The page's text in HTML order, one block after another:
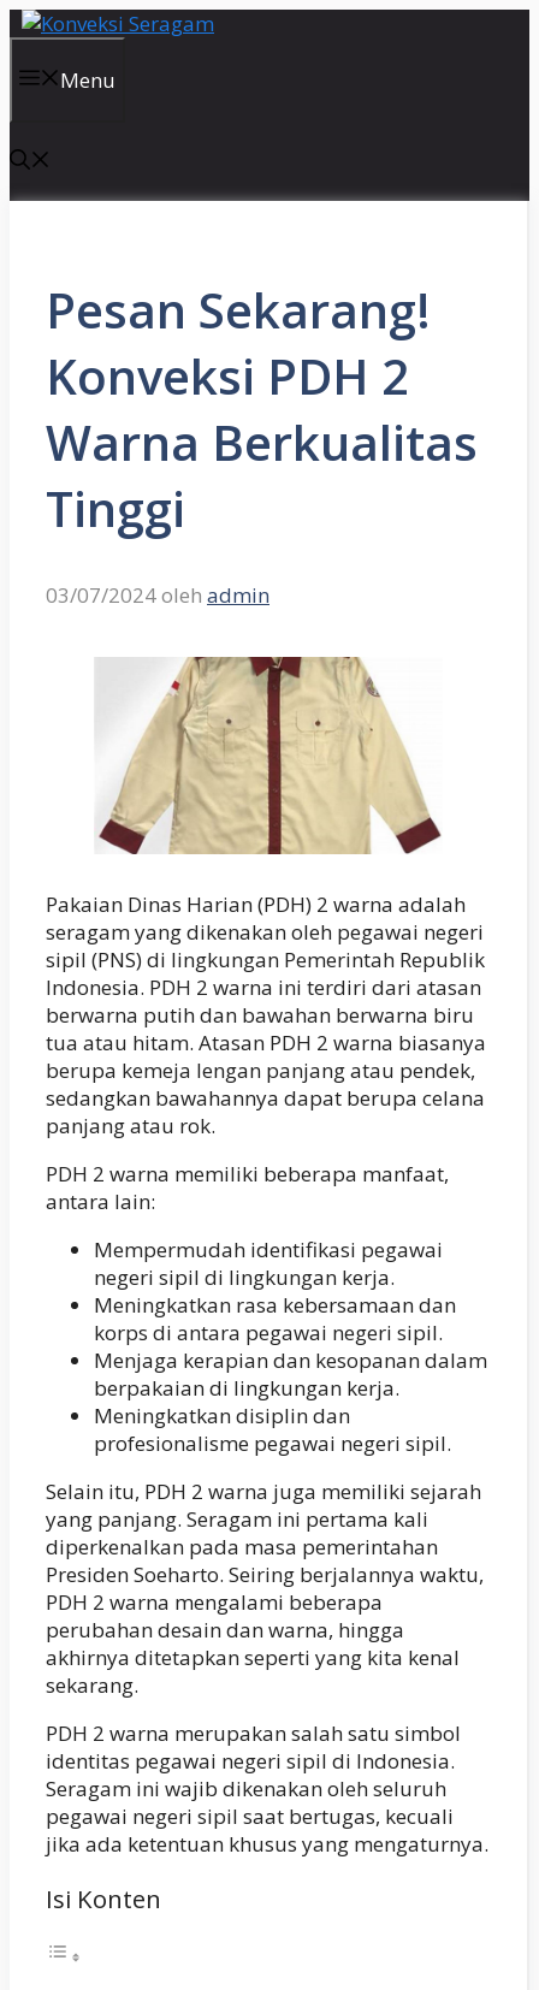
Langsung
isi
Menu
Pesan Sekarang!
Konveksi PDH 2
Warna Berkualitas
Tinggi
03/07/2024oleh admin
Pakaian Dinas Harian (PDH) 2 warna adalah
seragam yang dikenakan oleh pegawai negeri
sipil (PNS) di lingkungan Pemerintah Republik
Indonesia. PDH 2 warna ini terdiri dari atasan
berwarna putih dan bawahan berwarna biru
tua atau hitam. Atasan PDH 2 warna biasanya
berupa kemeja lengan panjang atau pendek,
sedangkan bawahannya dapat berupa celana
panjang atau rok.
PDH 2 warna memiliki beberapa manfaat,
antara lain:
Mempermudah identifikasi pegawai
negeri sipil di lingkungan kerja.
Meningkatkan rasa kebersamaan dan
korps di antara pegawai negeri sipil.
Menjaga kerapian dan kesopanan dalam
berpakaian di lingkungan kerja.
Meningkatkan disiplin dan
profesionalisme pegawai negeri sipil.
Selain itu, PDH 2 warna juga memiliki sejarah
yang panjang. Seragam ini pertama kali
diperkenalkan pada masa pemerintahan
Presiden Soeharto. Seiring berjalannya waktu,
PDH 2 warna mengalami beberapa
perubahan desain dan warna, hingga
akhirnya ditetapkan seperti yang kita kenal
sekarang.
PDH 2 warna merupakan salah satu simbol
identitas pegawai negeri sipil di Indonesia.
Seragam ini wajib dikenakan oleh seluruh
pegawai negeri sipil saat bertugas, kecuali
jika ada ketentuan khusus yang mengaturnya.
Isi Konten